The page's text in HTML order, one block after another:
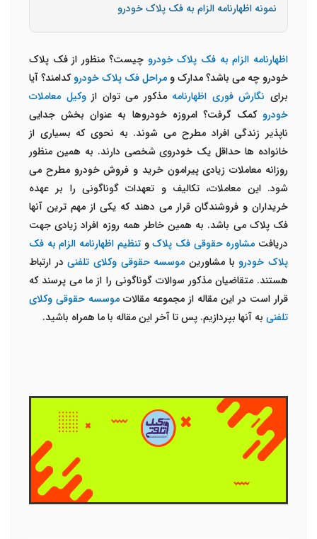
نمونه اظهارنامه الزام به فک پلاک خودرو
اظهارنامه الزام به فک پلاک خودرو چیست؟ منظور از فک پلاک
خودرو چه می باشد؟ مدارک و مراحل فک پلاک خودروکدامند؟ آیا
برای نگارش فوری اظهارنامه مذکور می توان ازوکیل معاملات
خودرو کمک گرفت؟ امروزه خودروها به عنوان بخش جدایی
ناپذیر زندگی افراد مطرح می شوند. به نحوی که بسیاری از
خانواده ها حداقل یک خودروی شخصی دارند. به همین منظور
روزانه معاملات زیادی پیرامون خرید و فروش خودرو مطرح می
شود. این معاملات، تکالیف و تعهدات گوناگونی را بر عهده
خریداران و فروشندگان قرار می دهند که یکی از مهم ترین آنها
فک پلاک می باشد. به همین خاطر همه روزه افراد زیادی جهت
دریافت مشاوره حقوقی فک پلاکوتنظیم اظهارنامه الزام به فک
پلاک خودرو با مشاورین موسسه حقوقی وکلای تلفنیدر ارتباط
هستند. متقاضیان مذکور سوالات گوناگونی را از ما می پرسند که
قرار است در این مقاله از مجموعه مقالات موسسه حقوقی وکلای
تلفنی به آنها بپردازیم. پس تا آخر این مقاله با ما همراه باشید.